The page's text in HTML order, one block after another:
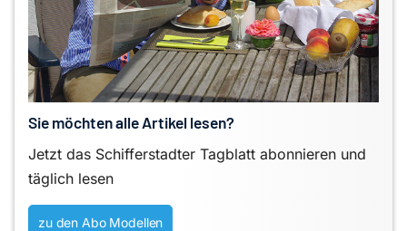
Sie möchten alle Artikel lesen?
Jetzt das Schifferstadter Tagblatt abonnieren und
täglich lesen
zu den Abo Modellen